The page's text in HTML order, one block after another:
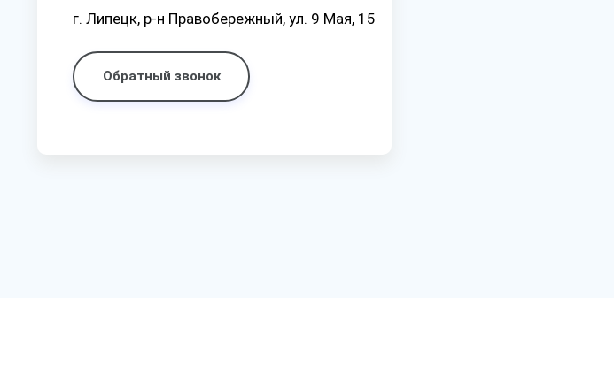
г. Липецк, р-н Правобережный, ул. 9 Мая, 15
Обратный звонок